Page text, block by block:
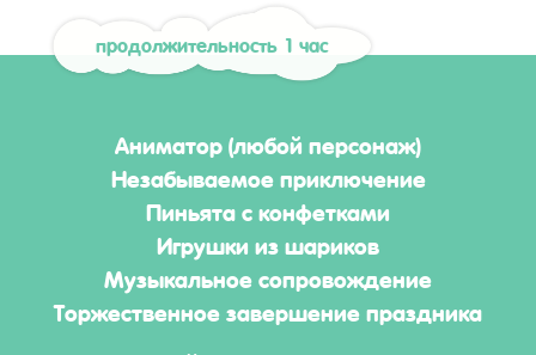
продолжительность 1 час
Аниматор (любой персонаж)
Незабываемое приключение
Пиньята с конфетками
Игрушки из шариков
Музыкальное сопровождение
Торжественное завершение праздника